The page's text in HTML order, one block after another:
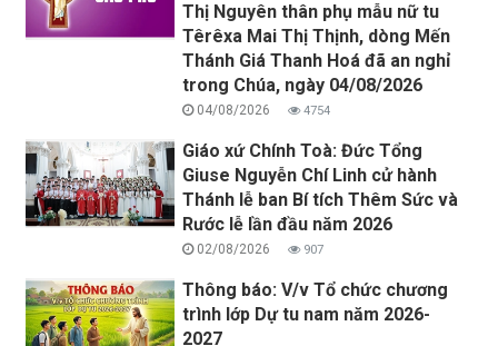
Thị Nguyên thân phụ mẫu nữ tu
Têrêxa Mai Thị Thịnh, dòng Mến
Thánh Giá Thanh Hoá đã an nghỉ
trong Chúa, ngày 04/08/2026
04/08/2026 4754
Giáo xứ Chính Toà: Đức Tổng
Giuse Nguyễn Chí Linh cử hành
Thánh lễ ban Bí tích Thêm Sức và
Rước lễ lần đầu năm 2026
02/08/2026 907
Thông báo: V/v Tổ chức chương
trình lớp Dự tu nam năm 2026-
2027